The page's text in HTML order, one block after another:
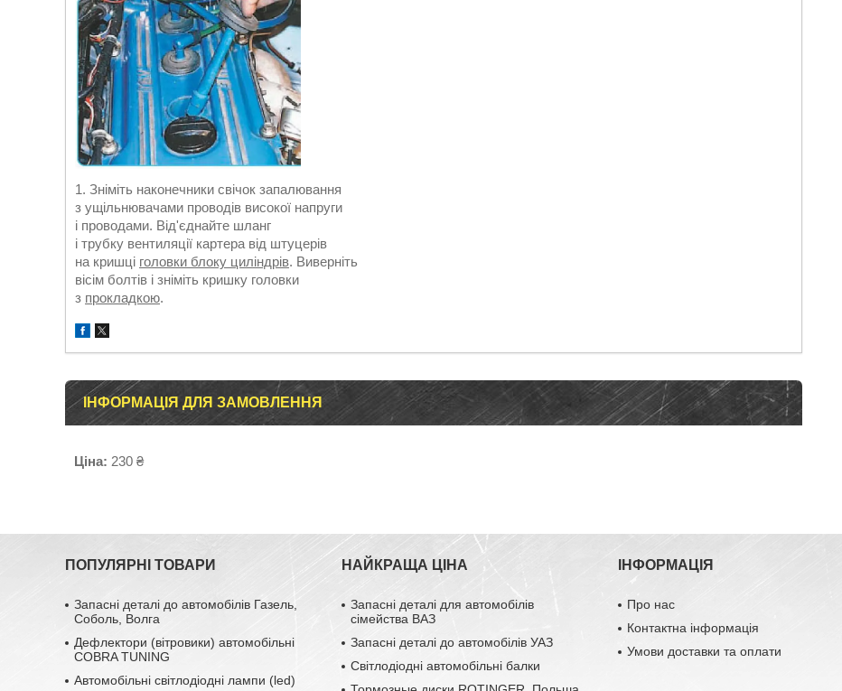
1. Зніміть наконечники свічок запалювання
з ущільнювачами проводів високої напруги
і проводами. Від'єднайте шланг
і трубку вентиляції картера від штуцерів
на кришці головки блоку циліндрів. Виверніть
вісім болтів і зніміть кришку головки
з прокладкою.
ІНФОРМАЦІЯ ДЛЯ ЗАМОВЛЕННЯ
Ціна: 230 ₴
ПОПУЛЯРНІ ТОВАРИ
Запасні деталі до автомобілів Газель,
Соболь, Волга
Дефлектори (вітровики) автомобільні
COBRA TUNING
Автомобільні світлодіодні лампи (led)
НАЙКРАЩА ЦІНА
Запасні деталі для автомобілів
сімейства ВАЗ
Запасні деталі до автомобілів УАЗ
Світлодіодні автомобільні балки
ІНФОРМАЦІЯ
Про нас
Контактна інформація
Умови доставки та оплати